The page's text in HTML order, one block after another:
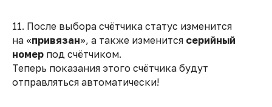
11. После выбора счётчика статус изменится
на «привязан», а также изменится серийный
номер под счётчиком.
Теперь показания этого счётчика будут
отправляться автоматически!